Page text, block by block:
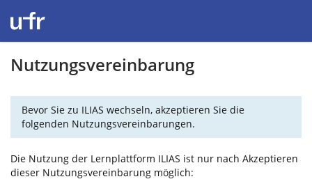
Nutzungsvereinbarung
Bevor Sie zu ILIAS wechseln, akzeptieren Sie die
folgenden Nutzungsvereinbarungen.
Die Nutzung der Lernplattform ILIAS ist nur nach Akzeptieren
dieser Nutzungsvereinbarung möglich: